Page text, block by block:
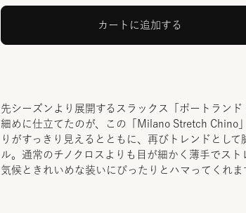
カートに追加する
先シーズンより展開するスラックス「ポートラン
細めに仕立てたのが、この「Milano Stretch Chino
りがすっきり見えるとともに、再びトレンドとし
ル。通常のチノクロスよりも目が細かく薄手でス
気候ときれいめな装いにぴったりとハマってくれま